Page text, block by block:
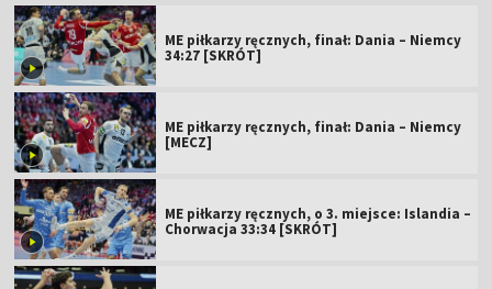
ME piłkarzy ręcznych, finał: Dania – Niemcy
34:27 [SKRÓT]
ME piłkarzy ręcznych, finał: Dania – Niemcy
[MECZ]
ME piłkarzy ręcznych, o 3. miejsce: Islandia –
Chorwacja 33:34 [SKRÓT]